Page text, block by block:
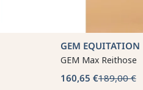
GEM EQUITATION
GEM Max Reithose
160,65 €189,00 €